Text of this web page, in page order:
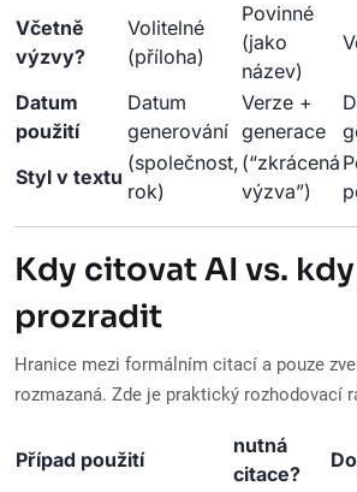
Včetně
výzvy?
Volitelné
(příloha)
Povinné
(jako
název)
Datum
použití
Datum
generování
Verze +
generace
Styl v textu
(společnost,
rok)
(“zkrácená
výzva”)
Kdy citovat AI vs.
prozradit
Hranice mezi formálním citací a pouze
rozmazaná. Zde je praktický rozhodovací
Případ použití
nutná
citace?